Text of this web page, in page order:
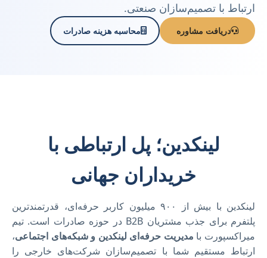
ارتباط با تصمیم‌سازان صنعتی.
دریافت مشاوره محاسبه هزینه صادرات
لینکدین؛ پل ارتباطی با
خریداران جهانی
لینکدین با بیش از ۹۰۰ میلیون کاربر حرفه‌ای، قدرتمندترین
پلتفرم برای جذب مشتریان B2B در حوزه صادرات است. تیم
میراکسپورت با مدیریت حرفه‌ای لینکدین و شبکه‌های اجتماعی،
ارتباط مستقیم شما با تصمیم‌سازان شرکت‌های خارجی را